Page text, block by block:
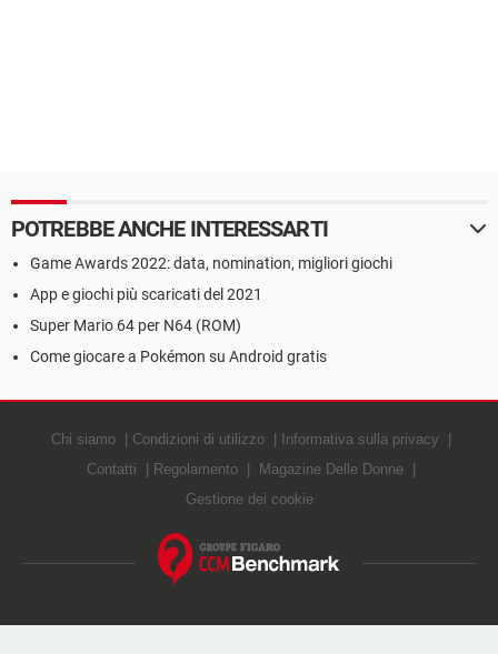
POTREBBE ANCHE INTERESSARTI
Game Awards 2022: data, nomination, migliori giochi
App e giochi più scaricati del 2021
Super Mario 64 per N64 (ROM)
Come giocare a Pokémon su Android gratis
Chi siamo Condizioni di utilizzo
Informativa sulla privacy
Contatti
Regolamento
Magazine Delle Donne
Gestione dei cookie